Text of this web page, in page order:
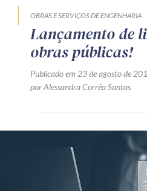
OBRAS E SERVIÇOS DE ENGENHARIA
Lançamento de
obras públicas!
Publicado em 23 de agosto de
por Alessandra Corrêa Santos